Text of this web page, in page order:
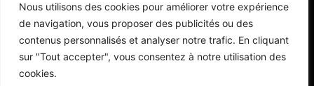
Nous utilisons des cookies pour améliorer votre expérience
de navigation, vous proposer des publicités ou des
contenus personnalisés et analyser notre trafic. En cliquant
sur "Tout accepter", vous consentez à notre utilisation des
cookies.